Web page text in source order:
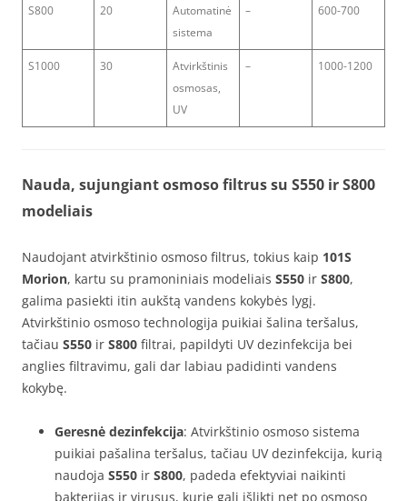
S800 20
Automatinė
sistema
– 600-700
S1000 30
Atvirkštinis
osmosas,
UV
– 1000-1200
Nauda, sujungiant osmoso filtrus su S550 ir S800
modeliais
Naudojant atvirkštinio osmoso filtrus, tokius kaip 101S
Morion, kartu su pramoniniais modeliais S550 ir S800,
galima pasiekti itin aukštą vandens kokybės lygį.
Atvirkštinio osmoso technologija puikiai šalina teršalus,
tačiau S550 ir S800 filtrai, papildyti UV dezinfekcija bei
anglies filtravimu, gali dar labiau padidinti vandens
kokybę.
Geresnė dezinfekcija: Atvirkštinio osmoso sistema
puikiai pašalina teršalus, tačiau UV dezinfekcija, kurią
naudoja S550 ir S800, padeda efektyviai naikinti
bakterijas ir virusus, kurie gali išlikti net po osmoso